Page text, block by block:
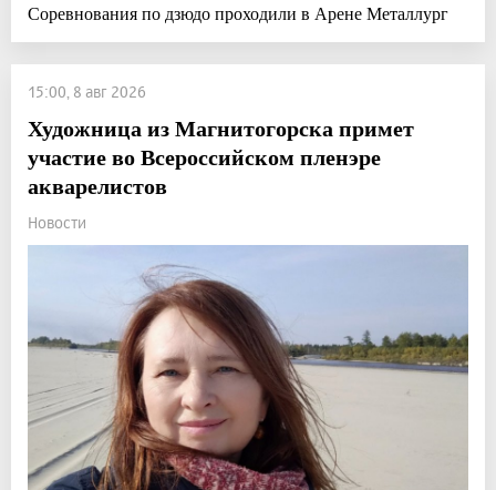
Соревнования по дзюдо проходили в Арене Металлург
15:00, 8 авг 2026
Художница из Магнитогорска примет
участие во Всероссийском пленэре
акварелистов
Новости